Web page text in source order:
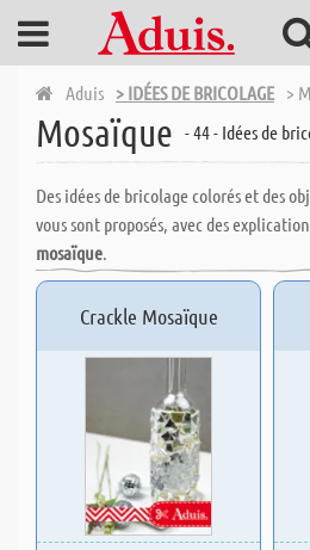
Aduis > IDÉES DE BRICOLAGE >
Mosaïque - 44 - Idées de
Des idées de bricolage colorés et des
vous sont proposés, avec des
mosaïque.
Crackle Mosaïque